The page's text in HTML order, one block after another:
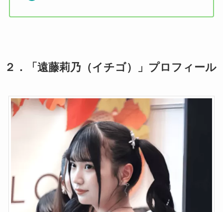
２． 「遠藤莉乃（イチゴ）」プロフィール